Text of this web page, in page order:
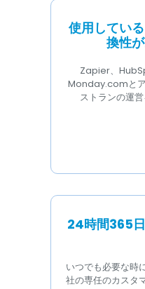
使用してい
換性
Zapier、
Monday.comと
ストランの運営
24時間365
いつでも必要な時
社の専任のカスタ